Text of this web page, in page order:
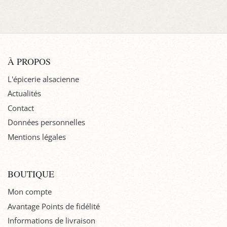
À PROPOS
L'épicerie alsacienne
Actualités
Contact
Données personnelles
Mentions légales
BOUTIQUE
Mon compte
Avantage Points de fidélité
Informations de livraison